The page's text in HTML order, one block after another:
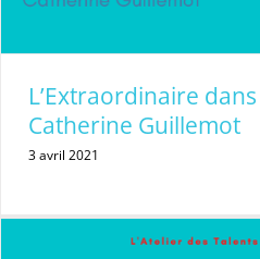
L’Extraordinaire
Catherine Guillemot
3 avril 2021